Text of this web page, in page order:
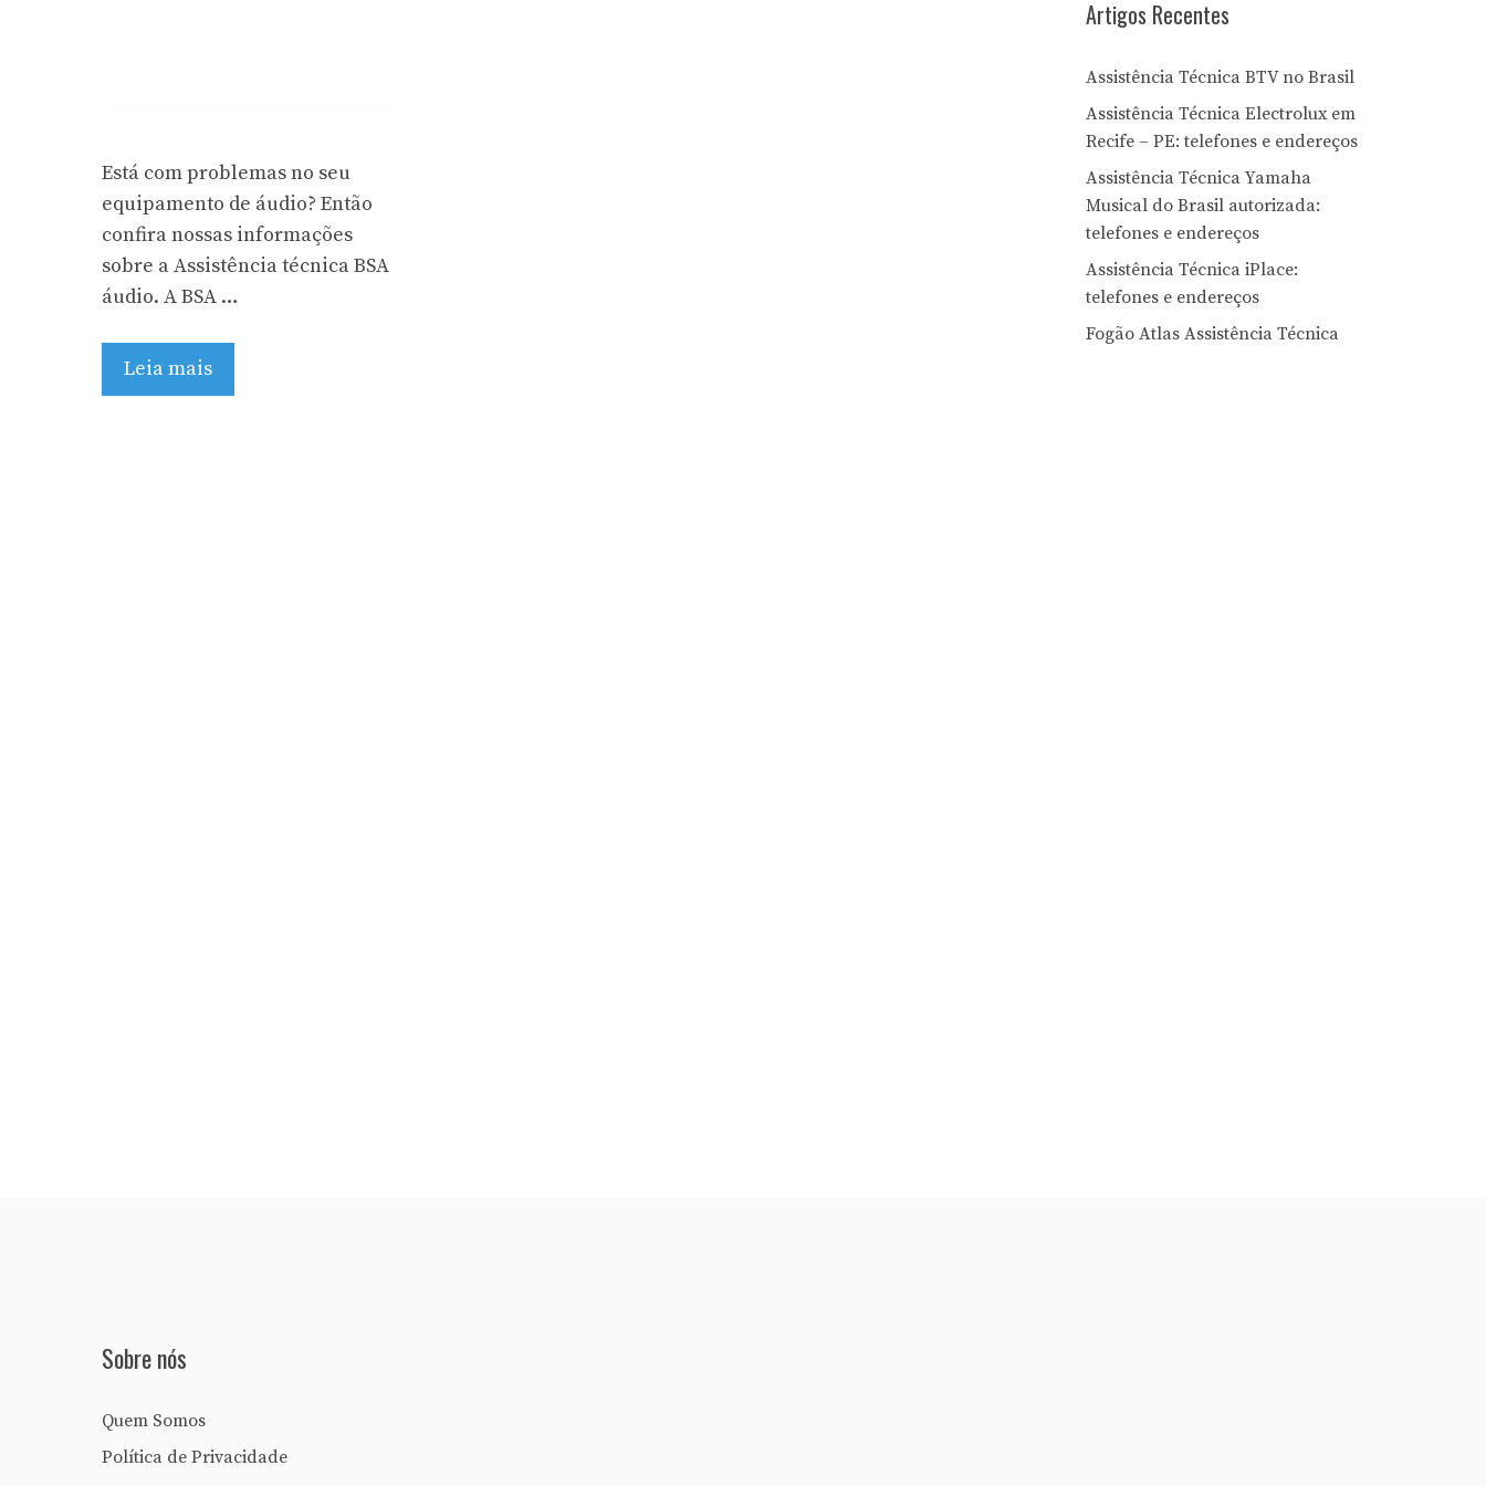
Está com problemas no seu
equipamento de áudio? Então
confira nossas informações
sobre a Assistência técnica BSA
áudio. A BSA …
Leia mais
Artigos Recentes
Assistência Técnica BTV no Brasil
Assistência Técnica Electrolux em
Recife – PE: telefones e endereços
Assistência Técnica Yamaha
Musical do Brasil autorizada:
telefones e endereços
Assistência Técnica iPlace:
telefones e endereços
Fogão Atlas Assistência Técnica
Sobre nós
Quem Somos
Política de Privacidade